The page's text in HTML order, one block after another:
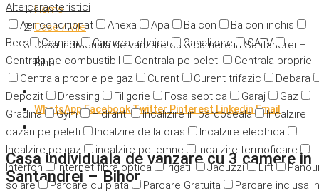
Alte caracteristici
Aer condiționat
Anexa Apa Balcon
Balcon inchis
Beci
Camara Camera tehnica Canalizare
CATV
Centrala pe combustibil
Centrala pe peleti
Centrala proprie
Centrala proprie pe gaz
Curent Curent trifazic
Debara
Depozit
Dressing Filigorie Fosa septica Garaj
Gaz
Gradina
Gym Hidranti Incalizire in pardoseala
Incalzire
cazan pe peleti
Incalzire de la oras
Incalzire electrica
Incalzire pe gaz
incalzire pe lemne
Incalzire termoficare
Interfon
Internet fibra optica Irigatii Jacuzzi Lift
solare
Parcare cu plata Parcare Gratuita
Parcare inclusa in
Home
Case / Vile
Casa individuala de vanzare cu 3 camere in Santandrei –
Bihor
WhatsAppFacebookTwitter Pinterest LinkedinEmail
Casa individuala de vanzare cu 3 camere in
Santandrei – Bihor